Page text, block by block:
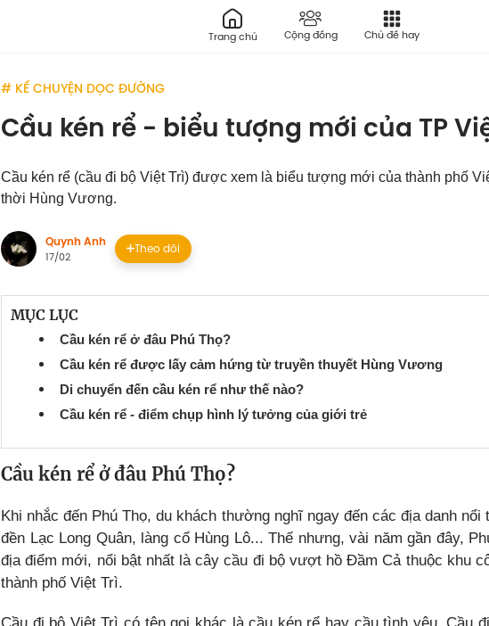
Trang chủ Cộng đồng Chủ đề hay
# KỂ CHUYỆN DỌC ĐƯỜNG
Cầu kén rể - biểu tượng mới của TP
Cầu kén rể (cầu đi bộ Việt Trì) được xem là biểu tượng mới của thành phố
thời Hùng Vương.
Quynh Anh
17/02
Theo dõi
MỤC LỤC
Cầu kén rể ở đâu Phú Thọ?
Cầu kén rể được lấy cảm hứng từ truyền thuyết Hùng Vương
Di chuyển đến cầu kén rể như thế nào?
Cầu kén rể - điểm chụp hình lý tưởng của giới trẻ
Cầu kén rể ở đâu Phú Thọ?
Khi nhắc đến Phú Thọ, du khách thường nghĩ ngay đến các địa danh
đền Lạc Long Quân, làng cổ Hùng Lô... Thế nhưng, vài năm gần đây,
địa điểm mới, nổi bật nhất là cây cầu đi bộ vượt hồ Đầm Cả thuộc khu
thành phố Việt Trì.